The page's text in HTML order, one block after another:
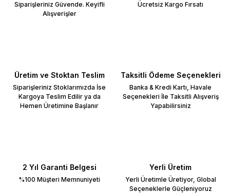
Siparişleriniz Güvende. Keyifli
Alışverişler
Ücretsiz Kargo Fırsatı
Üretim ve Stoktan Teslim
Siparişleriniz Stoklarımızda İse
Kargoya Teslim Edilir ya da
Hemen Üretimine Başlanır
Taksitli Ödeme Seçenekleri
Banka & Kredi Kartı, Havale
Seçenekleri İle Taksitli Alışveriş
Yapabilirsiniz
2 Yıl Garanti Belgesi
%100 Müşteri Memnuniyeti
Yerli Üretim
Yerli Üretimle Üretiyor, Global
Seçeneklerle Güçleniyoruz